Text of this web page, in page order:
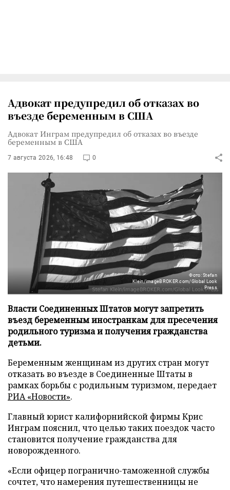
Адвокат предупредил об отказах во
въезде беременным в США
Адвокат Инграм предупредил об отказах во въезде
беременным в США
7 августа 2026, 16:48 0
Фото: Stefan
Klein/imageBROKER.com/Global Look
Press
Власти Соединенных Штатов могут запретить
въезд беременным иностранкам для пресечения
родильного туризма и получения гражданства
детьми.
Беременным женщинам из других стран могут
отказать во въезде в Соединенные Штаты в
рамках борьбы с родильным туризмом, передает
РИА «Новости».
Главный юрист калифорнийской фирмы Крис
Инграм пояснил, что целью таких поездок часто
становится получение гражданства для
новорожденного.
«Если офицер погранично-таможенной службы
сочтет, что намерения путешественницы не